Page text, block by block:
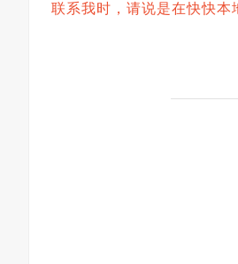
联系我时，请说是在快快本